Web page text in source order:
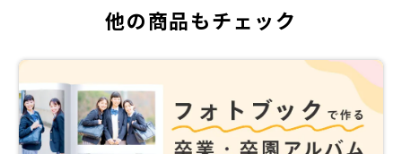
他の商品もチェック